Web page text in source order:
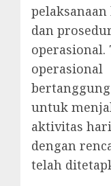
dan
operasional.
operasional
untuk
aktivitas
dengan
telah